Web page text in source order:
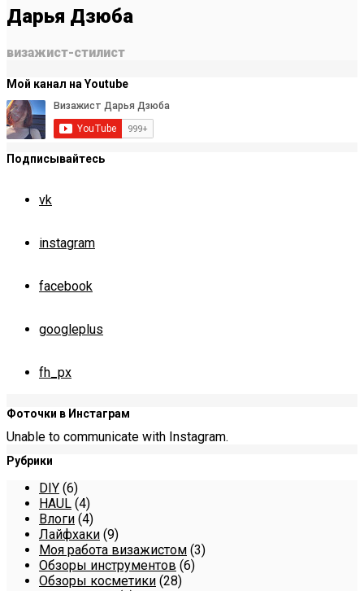
Дарья Дзюба
визажист-стилист
Мой канал на Youtube
Подписывайтесь
vk
instagram
facebook
googleplus
fh_px
Фоточки в Инстаграм
Unable to communicate with Instagram.
Рубрики
DIY (6)
HAUL (4)
Влоги (4)
Лайфхаки (9)
Моя работа визажистом (3)
Обзоры инструментов (6)
Обзоры косметики (28)